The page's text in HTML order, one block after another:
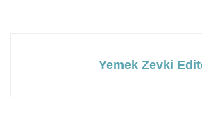
Yemek Zevki